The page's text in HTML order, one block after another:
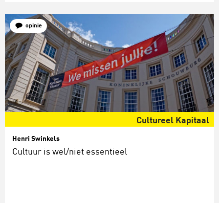
opinie
Cultureel Kapitaal
Henri Swinkels
Cultuur is wel/niet essentieel